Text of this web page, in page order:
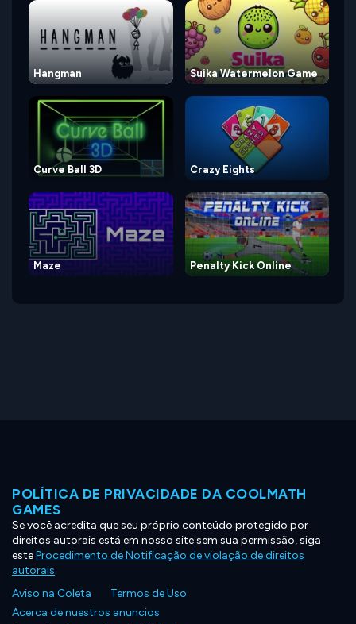
Hangman Suika Watermelon Game
Curve Ball 3D Crazy Eights
Maze Penalty Kick Online
POLÍTICA DE PRIVACIDADE DA COOLMATH
GAMES
Se você acredita que seu próprio conteúdo protegido por
direitos autorais está em nosso site sem sua permissão, siga
esteProcedimento de Notificação de violação de direitos
autorais.
Aviso na Coleta
Termos de Uso
Acerca de nuestros anuncios